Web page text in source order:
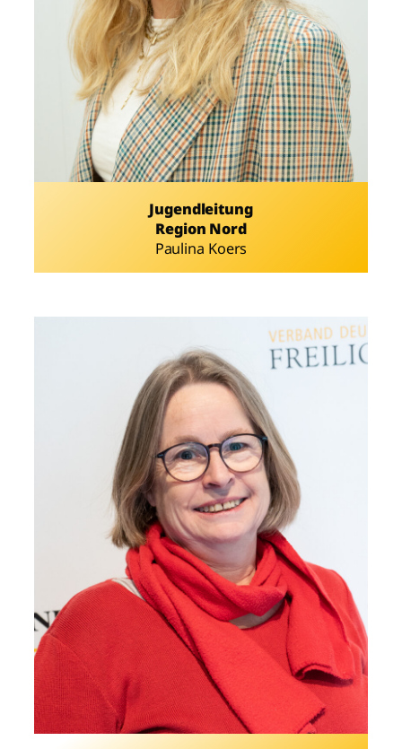
Jugendleitung
Region Nord
Paulina Koers